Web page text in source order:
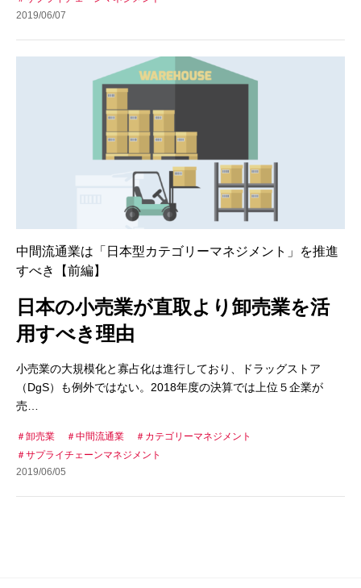
2019/06/07
中間流通業は「日本型カテゴリーマネジメント」を推進
すべき【前編】
日本の小売業が直取より卸売業を活
用すべき理由
小売業の大規模化と寡占化は進行しており、ドラッグストア
（DgS）も例外ではない。2018年度の決算では上位５企業が
売…
卸売業 中間流通業
カテゴリーマネジメント
サプライチェーンマネジメント
2019/06/05